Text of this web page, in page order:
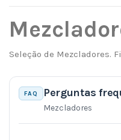
Seleção de Mezcladores.
FAQ Perguntas
Mezcladores